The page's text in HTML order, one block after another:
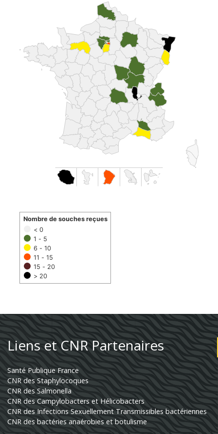
< 0
1 - 5
6 - 10
11 - 15
15 - 20
> 20
Nombre de souches reçues
Liens et CNR Partenaires
Santé Publique France
CNR des Staphylocoques
CNR des Salmonella
CNR des Campylobacters et Hélicobacters
CNR des Infections Sexuellement Transmissibles bactériennes
CNR des bactéries anaérobies et botulisme